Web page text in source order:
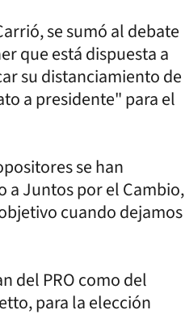
se sumó al debate
que está dispuesta a
su distanciamiento de
a presidente" para el
se han
a Juntos por el Cambio,
cuando dejamos
del PRO como del
para la elección